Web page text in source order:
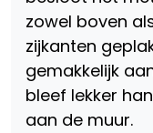
zowel boven
zijkanten
gemakkelijk
bleef lekker
aan de muur.